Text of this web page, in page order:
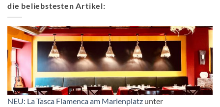
die beliebstesten Artikel:
NEU: La Tasca Flamenca am Marienplatz unter